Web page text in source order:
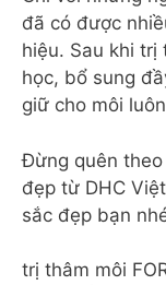
đã có được
hiệu. Sau khi trị
học, bổ sung
giữ cho môi
Đừng quên
đẹp từ DHC
sắc đẹp bạn
trị thâm môi